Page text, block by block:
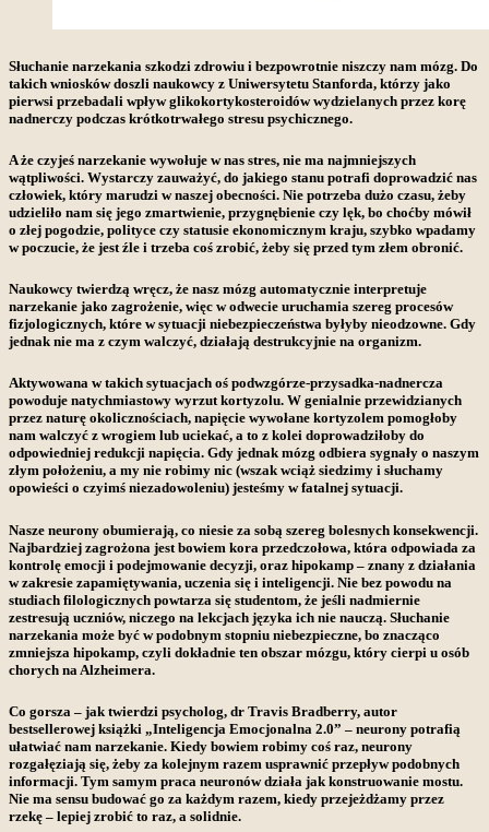
Słuchanie narzekania szkodzi zdrowiu i bezpowrotnie niszczy nam mózg. Do
takich wniosków doszli naukowcy z Uniwersytetu Stanforda, którzy jako
pierwsi przebadali wpływ glikokortykosteroidów wydzielanych przez korę
nadnerczy podczas krótkotrwałego stresu psychicznego.
A że czyjeś narzekanie wywołuje w nas stres, nie ma najmniejszych
wątpliwości. Wystarczy zauważyć, do jakiego stanu potrafi doprowadzić nas
człowiek, który marudzi w naszej obecności. Nie potrzeba dużo czasu, żeby
udzieliło nam się jego zmartwienie, przygnębienie czy lęk, bo choćby mówił
o złej pogodzie, polityce czy statusie ekonomicznym kraju, szybko wpadamy
w poczucie, że jest źle i trzeba coś zrobić, żeby się przed tym złem obronić.
Naukowcy twierdzą wręcz, że nasz mózg automatycznie interpretuje
narzekanie jako zagrożenie, więc w odwecie uruchamia szereg procesów
fizjologicznych, które w sytuacji niebezpieczeństwa byłyby nieodzowne. Gdy
jednak nie ma z czym walczyć, działają destrukcyjnie na organizm.
Aktywowana w takich sytuacjach oś podwzgórze-przysadka-nadnercza
powoduje natychmiastowy wyrzut kortyzolu. W genialnie przewidzianych
przez naturę okolicznościach, napięcie wywołane kortyzolem pomogłoby
nam walczyć z wrogiem lub uciekać, a to z kolei doprowadziłoby do
odpowiedniej redukcji napięcia. Gdy jednak mózg odbiera sygnały o naszym
złym położeniu, a my nie robimy nic (wszak wciąż siedzimy i słuchamy
opowieści o czyimś niezadowoleniu) jesteśmy w fatalnej sytuacji.
Nasze neurony obumierają, co niesie za sobą szereg bolesnych konsekwencji.
Najbardziej zagrożona jest bowiem kora przedczołowa, która odpowiada za
kontrolę emocji i podejmowanie decyzji, oraz hipokamp – znany z działania
w zakresie zapamiętywania, uczenia się i inteligencji. Nie bez powodu na
studiach filologicznych powtarza się studentom, że jeśli nadmiernie
zestresują uczniów, niczego na lekcjach języka ich nie nauczą. Słuchanie
narzekania może być w podobnym stopniu niebezpieczne, bo znacząco
zmniejsza hipokamp, czyli dokładnie ten obszar mózgu, który cierpi u osób
chorych na Alzheimera.
Co gorsza – jak twierdzi psycholog, dr Travis Bradberry, autor
bestsellerowej książki „Inteligencja Emocjonalna 2.0” – neurony potrafią
ułatwiać nam narzekanie. Kiedy bowiem robimy coś raz, neurony
rozgałęziają się, żeby za kolejnym razem usprawnić przepływ podobnych
informacji. Tym samym praca neuronów działa jak konstruowanie mostu.
Nie ma sensu budować go za każdym razem, kiedy przejeżdżamy przez
rzekę – lepiej zrobić to raz, a solidnie.